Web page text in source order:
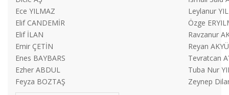
Ece YILMAZ
Leylanur
Elif CANDEMİR
Özge
Elif İLAN
Ravzanur
Emir ÇETİN
Reyan
Enes BAYBARS
Tevratcan
Ezher ABDUL
Tuba Nur
Feyza BOZTAŞ
Zeynep